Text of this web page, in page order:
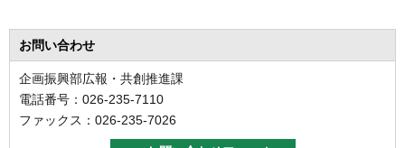
お問い合わせ
企画振興部広報・共創推進課
電話番号：026-235-7110
ファックス：026-235-7026